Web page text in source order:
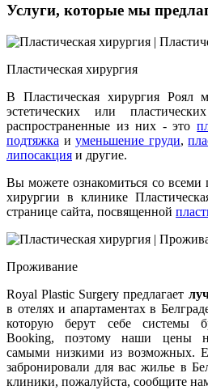
Услуги, которые мы
Пластическая хирургия
В Пластическая хирургия Роял
эстетических или
распространенные из них - это
подтяжка иуменьшение груди,
липосакция и другие.
Вы можете ознакомиться со всеми
хирургии в клинике
странице сайта, посвященной
Проживание
Royal Plastic Surgery предлагает
в отелях и апартаментах в
которую берут себе системы
Booking, поэтому наши цены
самыми низкими из возможных.
забронировали для вас жилье в
клиники, пожалуйста, сообщите